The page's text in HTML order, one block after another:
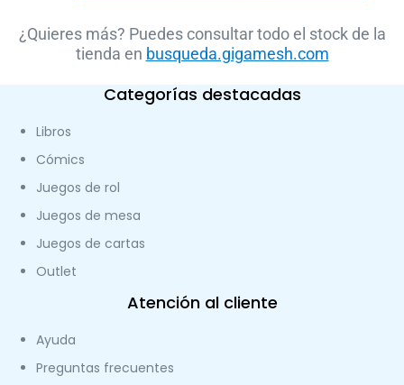
¿Quieres más? Puedes consultar todo el stock de la
tienda en busqueda.gigamesh.com
Categorías destacadas
Libros
Cómics
Juegos de rol
Juegos de mesa
Juegos de cartas
Outlet
Atención al cliente
Ayuda
Preguntas frecuentes